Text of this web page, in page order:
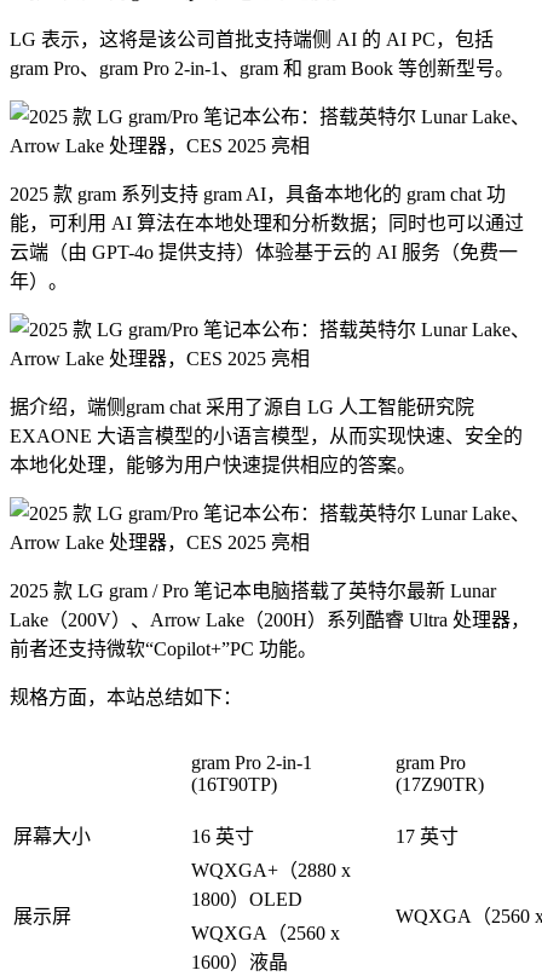
LG 表示，这将是该公司首批支持端侧 AI 的 AI PC，包括
gram Pro、gram Pro 2-in-1、gram 和 gram Book 等创新型号。
2025 款 gram 系列支持 gram AI，具备本地化的 gram chat 功
能，可利用 AI 算法在本地处理和分析数据；同时也可以通过
云端（由 GPT-4o 提供支持）体验基于云的 AI 服务（免费一
年）。
据介绍，端侧gram chat 采用了源自 LG 人工智能研究院
EXAONE 大语言模型的小语言模型，从而实现快速、安全的
本地化处理，能够为用户快速提供相应的答案。
2025 款 LG gram / Pro 笔记本电脑搭载了英特尔最新 Lunar
Lake（200V）、Arrow Lake（200H）系列酷睿 Ultra 处理器，
前者还支持微软“Copilot+”PC 功能。
规格方面，本站总结如下：
gram Pro 2-in-1
(16T90TP)
gram Pro
(17Z90TR)
屏幕大小 16 英寸 17 英寸
展示屏
WQXGA+（2880 x
1800）OLED
WQXGA（2560
WQXGA（2560 x
1600）液晶